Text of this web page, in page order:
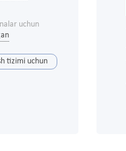
uchun
tizimi uchun